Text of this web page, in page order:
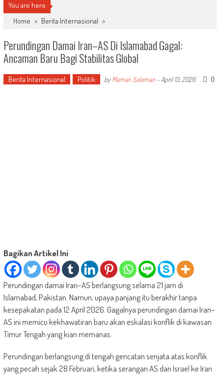
You are here
Home > Berita Internasional >
Perundingan Damai Iran–AS Di Islamabad Gagal:
Ancaman Baru Bagi Stabilitas Global
Berita Internasional Politik byMaman Soleman-April 13, 2026 0
Bagikan Artikel Ini
Perundingan damai Iran–AS berlangsung selama 21 jam di
Islamabad, Pakistan. Namun, upaya panjang itu berakhir tanpa
kesepakatan pada 12 April 2026. Gagalnya perundingan damai Iran–
AS ini memicu kekhawatiran baru akan eskalasi konflik di kawasan
Timur Tengah yang kian memanas.
Perundingan berlangsung di tengah gencatan senjata atas konflik
yang pecah sejak 28 Februari, ketika serangan AS dan Israel ke Iran